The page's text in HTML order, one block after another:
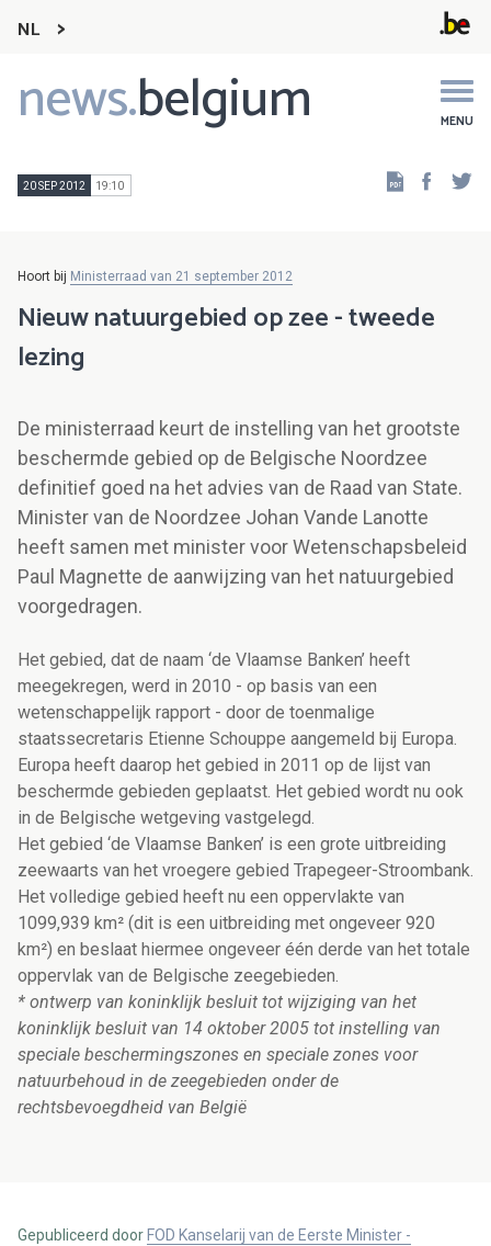
NL
news.belgium MENU
Main
navigation
20 SEP 2012 19:10
Hoort bij Ministerraad van 21 september 2012
Nieuw natuurgebied op zee - tweede
lezing
De ministerraad keurt de instelling van het grootste
beschermde gebied op de Belgische Noordzee
definitief goed na het advies van de Raad van State.
Minister van de Noordzee Johan Vande Lanotte
heeft samen met minister voor Wetenschapsbeleid
Paul Magnette de aanwijzing van het natuurgebied
voorgedragen.
Het gebied, dat de naam ‘de Vlaamse Banken’ heeft
meegekregen, werd in 2010 - op basis van een
wetenschappelijk rapport - door de toenmalige
staatssecretaris Etienne Schouppe aangemeld bij Europa.
Europa heeft daarop het gebied in 2011 op de lijst van
beschermde gebieden geplaatst. Het gebied wordt nu ook
in de Belgische wetgeving vastgelegd.
Het gebied ‘de Vlaamse Banken’ is een grote uitbreiding
zeewaarts van het vroegere gebied Trapegeer-Stroombank.
Het volledige gebied heeft nu een oppervlakte van
1099,939 km² (dit is een uitbreiding met ongeveer 920
km²) en beslaat hiermee ongeveer één derde van het totale
oppervlak van de Belgische zeegebieden.
* ontwerp van koninklijk besluit tot wijziging van het
koninklijk besluit van 14 oktober 2005 tot instelling van
speciale beschermingszones en speciale zones voor
natuurbehoud in de zeegebieden onder de
rechtsbevoegdheid van België
Gepubliceerd door FOD Kanselarij van de Eerste Minister -